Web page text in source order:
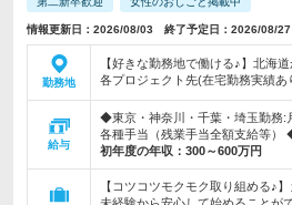
情報更新日：2026/08/03 終了予定日：2026/08/27
勤務地
【好きな勤務地で働ける♪】北海
各プロジェクト先(在宅勤務実績
給与
◆東京・神奈川・千葉・埼玉勤務:
各種手当（残業手当全額支給等）
初年度の年収： 300～600万円
【コツコツモクモク取り組める♪